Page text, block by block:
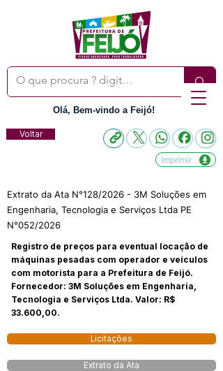
Olá, Bem-vindo a Feijó!
Voltar
Imprimir
Extrato da Ata N°128/2026 - 3M Soluções em
Engenharia, Tecnologia e Serviços Ltda PE
N°052/2026
Registro de preços para eventual locação de
máquinas pesadas com operador e veículos
com motorista para a Prefeitura de Feijó.
Fornecedor: 3M Soluções em Engenharia,
Tecnologia e Serviços Ltda. Valor: R$
33.600,00.
Licitações
Extrato da Ata